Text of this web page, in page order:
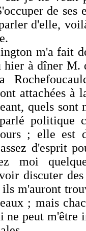
de
d'elle,
m'a fait
hier à dîner M.
attachées
quels sont
politique
; elle est
d'esprit
moi
discuter
ils m'auront
; mais
ne peut